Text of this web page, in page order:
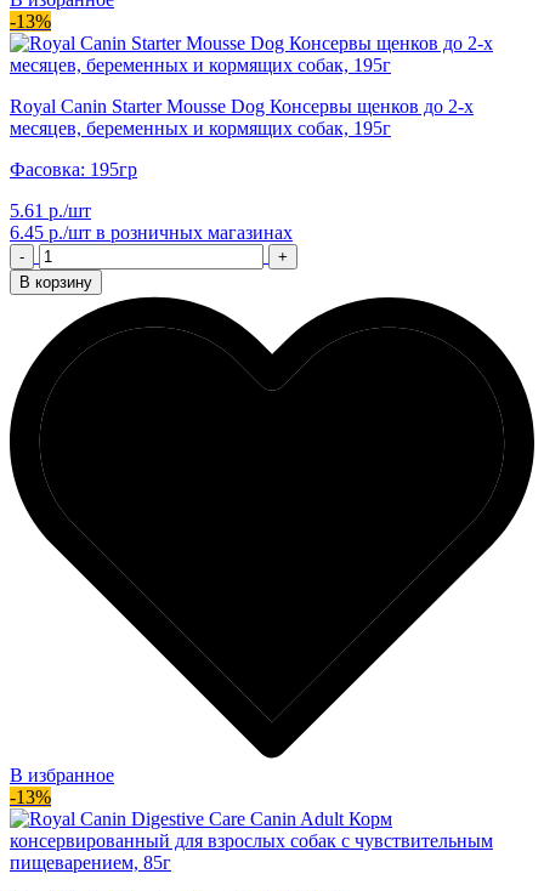
-13%
Royal Canin Starter Mousse Dog Консервы щенков до 2-х
месяцев, беременных и кормящих собак, 195г
Фасовка: 195гр
5.61 р./шт
6.45 р./шт в розничных магазинах
-
+
В корзину
В избранное
-13%